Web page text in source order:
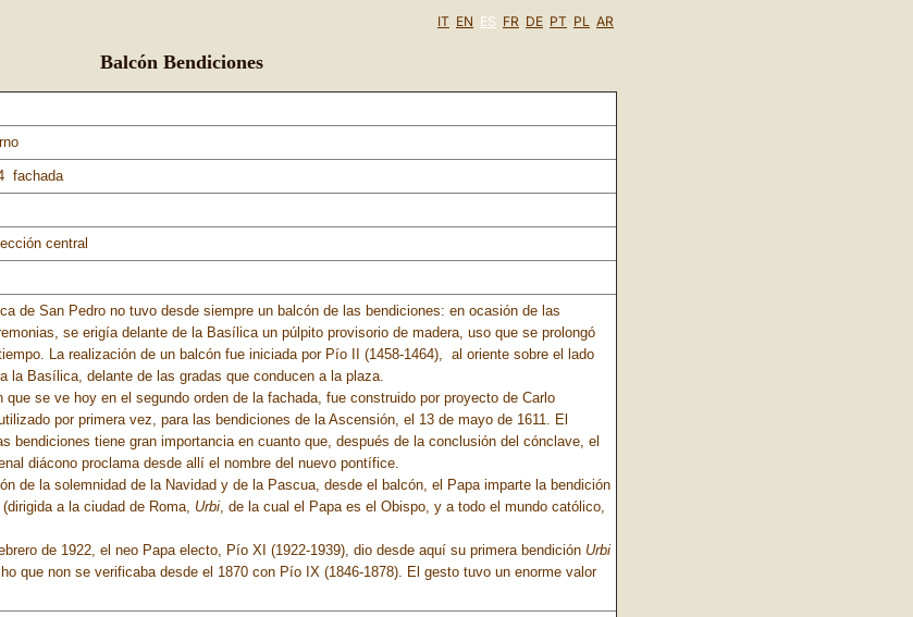
IT EN ES FR DE PT PL AR
Balcón Bendiciones
fachada
central
de San Pedro no tuvo desde siempre un balcón de las bendiciones: en ocasión de las
se erigía delante de la Basílica un púlpito provisorio de madera, uso que se prolongó
La realización de un balcón fue iniciada por Pío II (1458-1464), al oriente sobre el lado
la Basílica, delante de las gradas que conducen a la plaza.
se ve hoy en el segundo orden de la fachada, fue construido por proyecto de Carlo
por primera vez, para las bendiciones de la Ascensión, el 13 de mayo de 1611. El
bendiciones tiene gran importancia en cuanto que, después de la conclusión del cónclave, el
diácono proclama desde allí el nombre del nuevo pontífice.
de la solemnidad de la Navidad y de la Pascua, desde el balcón, el Papa imparte la bendición
(dirigida a la ciudad de Roma, Urbi, de la cual el Papa es el Obispo, y a todo el mundo católico,
de 1922, el neo Papa electo, Pío XI (1922-1939), dio desde aquí su primera bendición Urbi
que non se verificaba desde el 1870 con Pío IX (1846-1878). El gesto tuvo un enorme valor